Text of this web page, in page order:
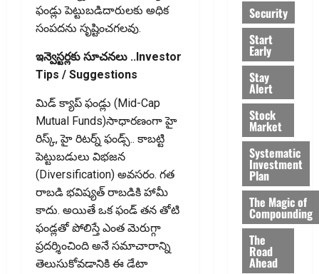
ఫండ్లు పెట్టుబడిదారులకు అధిక
సంపదను సృష్టించగలవు.
ఇన్వెస్టర్లకు సూచనలు ..Investor
Tips / Suggestions
మిడ్ క్యాప్ ఫండ్లు (Mid-Cap
Mutual Funds)సాధారణంగా హై
రిస్క్, హై రిటర్న్ ఫండ్స్.. కాబట్టి
పెట్టుబడులు విభజన
(Diversification) అవసరం. గత
రాబడి భవిష్యత్ రాబడికి హామీ
కాదు. అయితే ఒక ఫండ్ తన తోటి
ఫండ్లతో పోలిస్తే ఎంత మెరుగ్గా
ప్రదర్శించింది అనే సమాచారాన్ని
తెలుసుకోవడానికి ఈ డేటా
Security
Start
Early
Stay
Alert
Stock
Market
Systematic
Investment
Plan
The Magic of
Compounding
The
Road
Ahead